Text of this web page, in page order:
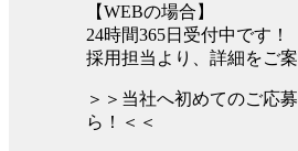
【WEBの場合】
24時間365日受付中です！
採用担当より、詳細をご案
＞＞当社へ初めてのご応
ら！＜＜